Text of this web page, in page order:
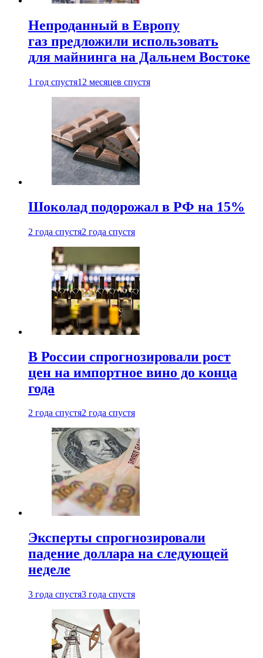
Непроданный в Европу
газ предложили использовать
для майнинга на Дальнем Востоке
1 год спустя12 месяцев спустя
Шоколад подорожал в РФ на 15%
2 года спустя2 года спустя
В России спрогнозировали рост
цен на импортное вино до конца
года
2 года спустя2 года спустя
Эксперты спрогнозировали
падение доллара на следующей
неделе
3 года спустя3 года спустя